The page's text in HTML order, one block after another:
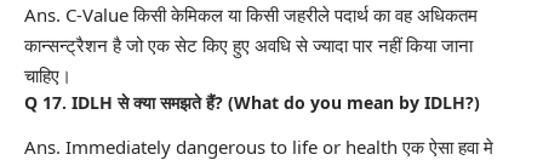
Ans. C-Value किसी केमिकल या किसी जहरीले पदार्थ का वह अधिकतम
कान्सन्ट्रैशन है जो एक सेट किए हुए अवधि से ज्यादा पार नहीं किया जाना
चाहिए।
Q 17. IDLH से क्या समझते हैं? (What do you mean by IDLH?)
Ans. Immediately dangerous to life or health एक ऐसा हवा मे